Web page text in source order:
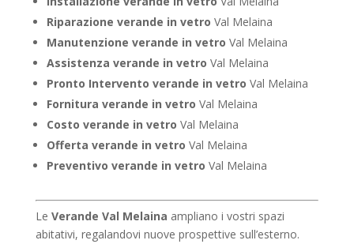
Riparazione verande in vetro Val Melaina
Manutenzione verande in vetro Val Melaina
Assistenza verande in vetro Val Melaina
Pronto Intervento verande in vetro Val Melaina
Fornitura verande in vetro Val Melaina
Costo verande in vetro Val Melaina
Offerta verande in vetro Val Melaina
Preventivo verande in vetro Val Melaina
Le Verande Val Melaina ampliano i vostri spazi
abitativi, regalandovi nuove prospettive sull’esterno.